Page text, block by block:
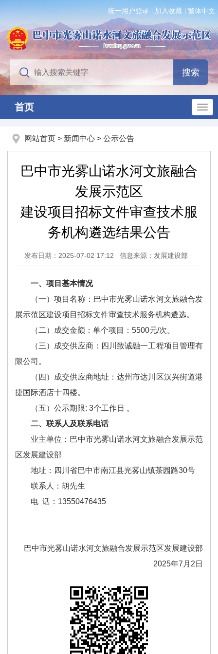
统一用户登录 加入收藏 繁体中文
首页
网站首页 > 新闻中心 > 公示公告
巴中市光雾山诺水河文旅融合
发展示范区
建设项目招标文件审查技术服
务机构遴选结果公告
发布日期：2025-07-02 17:12 信息来源：发展建设部
一、项目基本情况
（一）项目名称：巴中市光雾山诺水河文旅融合发
展示范区建设项目招标文件审查技术服务机构遴选。
（二）成交金额：单个项目：5500元/次。
（三）成交供应商：四川致诚融一工程项目管理有
限公司。
（四）成交供应商地址：达州市达川区汉兴街道港
捷国际酒店十四楼。
（五）公示期限: 3个工作日 。
二、联系人及联系电话
业主单位：巴中市光雾山诺水河文旅融合发展示范
区发展建设部
地址：四川省巴中市南江县光雾山镇茶园路30号
联系人：胡先生
电 话：13550476435
巴中市光雾山诺水河文旅融合发展示范区发展建设部
2025年7月2日